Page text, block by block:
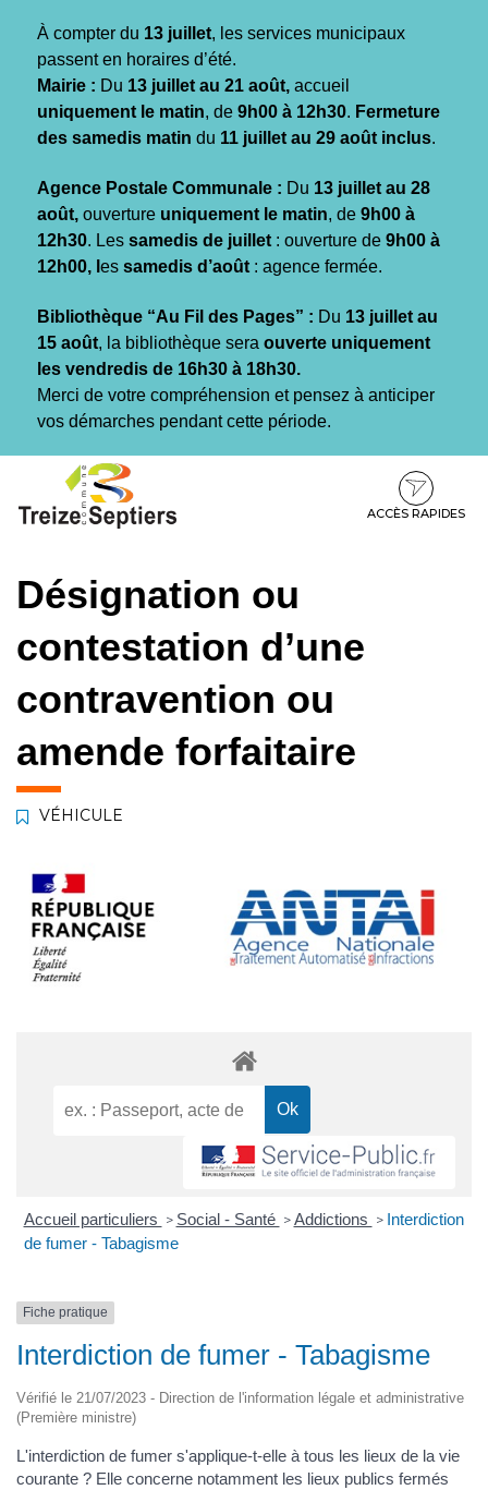
À compter du 13 juillet, les services municipaux
passent en horaires d’été.
Mairie : Du 13 juillet au 21 août, accueil
uniquement le matin, de 9h00 à 12h30. Fermeture
des samedis matin du 11 juillet au 29 août inclus.
Agence Postale Communale : Du 13 juillet au 28
août, ouverture uniquement le matin, de 9h00 à
12h30. Les samedis de juillet : ouverture de 9h00 à
12h00, l es samedis d’août : agence fermée.
Bibliothèque “Au Fil des Pages” : Du 13 juillet au
15 août, la bibliothèque sera ouverte uniquement
les vendredis de 16h30 à 18h30.
Merci de votre compréhension et pensez à anticiper
vos démarches pendant cette période.
contenu
pied
ACCÈS RAPIDES
Désignation ou
contestation d’une
contravention ou
amende forfaitaire
VÉHICULE
Accueil particuliers > Social - Santé > Addictions > Interdiction
de fumer - Tabagisme
Fiche pratique
Interdiction de fumer - Tabagisme
Vérifié le 21/07/2023 - Direction de l'information légale et administrative
(Première ministre)
L'interdiction de fumer s'applique-t-elle à tous les lieux de la vie
courante ? Elle concerne notamment les lieux publics fermés